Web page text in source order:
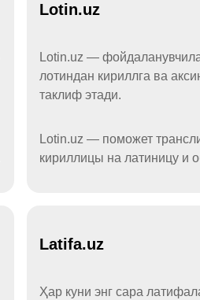
Lotin.uz
Lotin.uz —
лотиндан кириллга ва
таклиф этади.
Lotin.uz — поможет
кириллицы на латиницу и
Latifa.uz
Ҳар куни энг сара